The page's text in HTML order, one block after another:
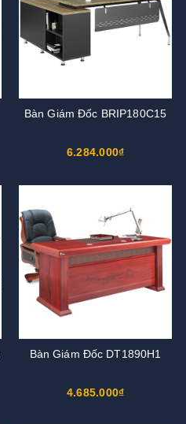
Bàn Giám Đốc BRIP180C15
6.284.000₫
Bàn Giám Đốc DT1890H1
4.685.000₫